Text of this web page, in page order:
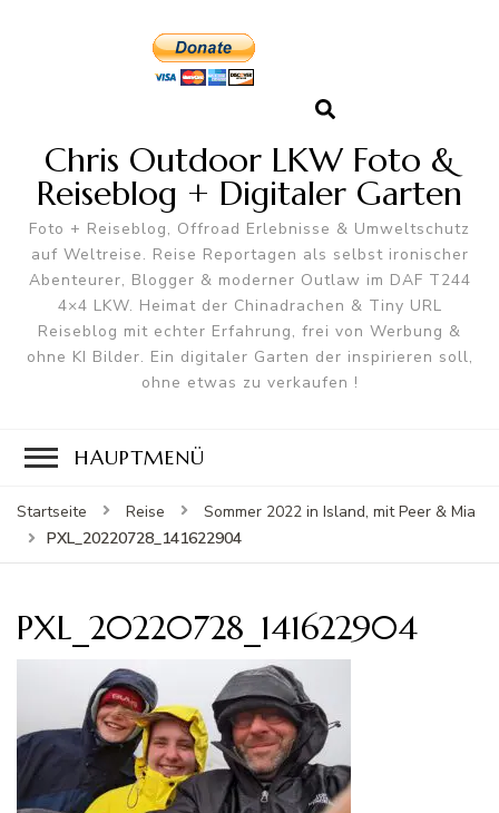
Chris Outdoor LKW Foto &
Reiseblog + Digitaler Garten
Foto + Reiseblog, Offroad Erlebnisse & Umweltschutz
auf Weltreise. Reise Reportagen als selbst ironischer
Abenteurer, Blogger & moderner Outlaw im DAF T244
4×4 LKW. Heimat der Chinadrachen & Tiny URL
Reiseblog mit echter Erfahrung, frei von Werbung &
ohne KI Bilder. Ein digitaler Garten der inspirieren soll,
ohne etwas zu verkaufen !
HAUPTMENÜ
Startseite Reise
Sommer 2022 in Island, mit Peer & Mia
PXL_20220728_141622904
PXL_20220728_141622904